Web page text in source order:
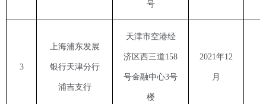
号
3
上海浦东发展
银行天津分行
浦吉支行
天津市空港经
济区西三道158
号金融中心3号
楼
2021 年12
月